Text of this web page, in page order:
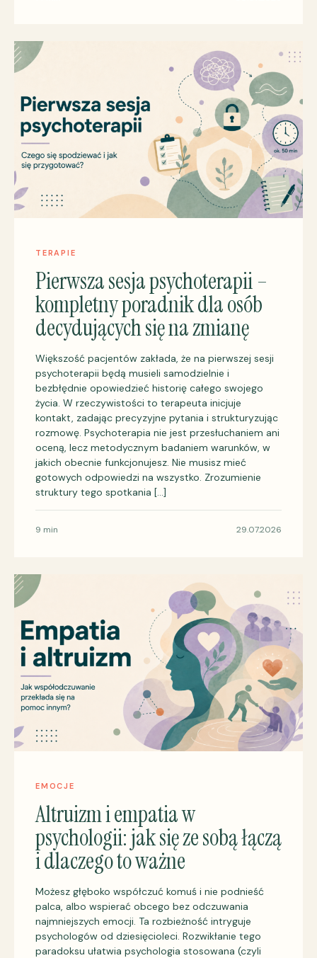
TERAPIE
Pierwsza sesja psychoterapii –
kompletny poradnik dla osób
decydujących się na zmianę
Większość pacjentów zakłada, że na pierwszej sesji
psychoterapii będą musieli samodzielnie i
bezbłędnie opowiedzieć historię całego swojego
życia. W rzeczywistości to terapeuta inicjuje
kontakt, zadając precyzyjne pytania i strukturyzując
rozmowę. Psychoterapia nie jest przesłuchaniem ani
oceną, lecz metodycznym badaniem warunków, w
jakich obecnie funkcjonujesz. Nie musisz mieć
gotowych odpowiedzi na wszystko. Zrozumienie
struktury tego spotkania […]
9 min 29.07.2026
EMOCJE
Altruizm i empatia w
psychologii: jak się ze sobą łączą
i dlaczego to ważne
Możesz głęboko współczuć komuś i nie podnieść
palca, albo wspierać obcego bez odczuwania
najmniejszych emocji. Ta rozbieżność intryguje
psychologów od dziesięcioleci. Rozwikłanie tego
paradoksu ułatwia psychologia stosowana (czyli